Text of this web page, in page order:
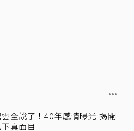
全說了！40年感情曝光 揭開
真面目